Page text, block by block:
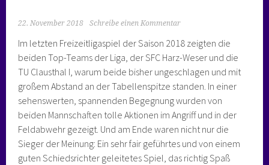
22. November 2018 Schreibe einen Kommentar
Im letzten Freizeitligaspiel der Saison 2018 zeigten die
beiden Top-Teams der Liga, der SFC Harz-Weser und die
TU Clausthal I, warum beide bisher ungeschlagen und mit
großem Abstand an der Tabellenspitze standen. In einer
sehenswerten, spannenden Begegnung wurden von
beiden Mannschaften tolle Aktionen im Angriff und in der
Feldabwehr gezeigt. Und am Ende waren nicht nur die
Sieger der Meinung: Ein sehr fair geführtes und von einem
guten Schiedsrichter geleitetes Spiel, das richtig Spaß